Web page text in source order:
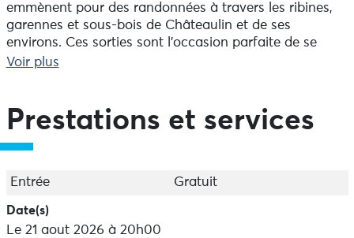
emmènent pour des randonnées à travers les ribines,
garennes et sous-bois de Châteaulin et de ses
environs. Ces sorties sont l’occasion parfaite de se
détendre en pleine nature, dans une ambiance
Horaires : Rendez-vous à 20h sur le parking du quai
Cosmao.
Gratuit et ouvert à tous, tous niveaux (rythme
N’attendez plus, enfilez vos chaussures et venez
Voir plus
Prestations et services
Entrée Gratuit
Date(s)
Le 21 aout 2026 à 20h00